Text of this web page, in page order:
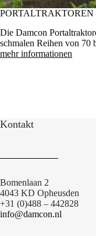
PORTALTRAKTOREN
Die Damcon
schmalen Reihen von 70
mehr informationen
Kontakt
Bomenlaan 2
4043 KD Opheusden
+31 (0)488 – 442828
info@damcon.nl